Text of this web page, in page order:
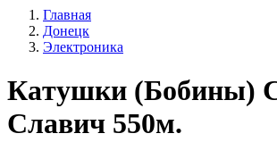
Главная
Донецк
Электроника
Кaтушки (Бобины)
Слaвич 550м.